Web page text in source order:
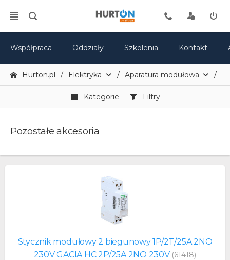
Współpraca Oddziały Szkolenia Kontakt
Hurton.pl Elektryka Aparatura modułowa
Kategorie Filtry
Pozostałe akcesoria
Stycznik modułowy 2 biegunowy 1P/2T/25A 2NO
230V GACIA HC 2P/25A 2NO 230V (61418)